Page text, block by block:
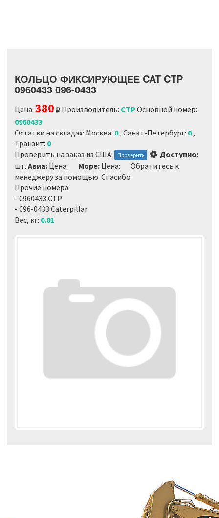
КОЛЬЦО ФИКСИРУЮЩЕЕ CAT CTP
0960433 096-0433
Цена: 380 Производитель: CTP Основной номер:
0960433
Остатки на складах: Москва: 0, Санкт-Петербург: 0,
Транзит: 0
Проверить на заказ из США:
Проверить Loading...
Доступно:
шт. Авиа: Цена: Море: Цена:
Обратитесь к
менеджеру за помощью. Спасибо.
Прочие номера:
- 0960433 CTP
- 096-0433 Caterpillar
Вес, кг: 0.01